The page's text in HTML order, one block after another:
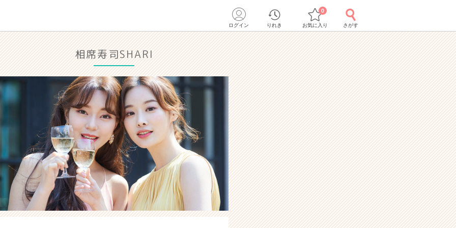
ログイン りれき お気に入り
0
さがす
相席寿司SHARI